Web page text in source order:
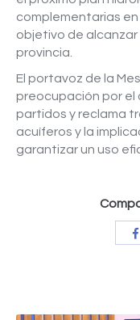
complementarias en
objetivo de alcanzar
provincia.
El portavoz de la
preocupación por el
partidos y reclama
acuíferos y la
garantizar un uso